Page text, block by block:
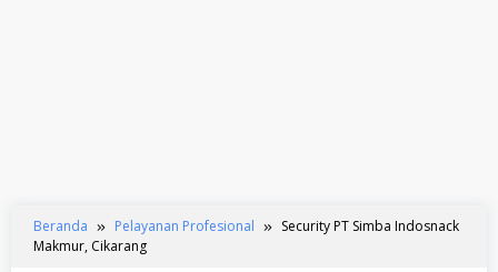
Beranda Pelayanan Profesional
Security PT Simba Indosnack
Makmur, Cikarang